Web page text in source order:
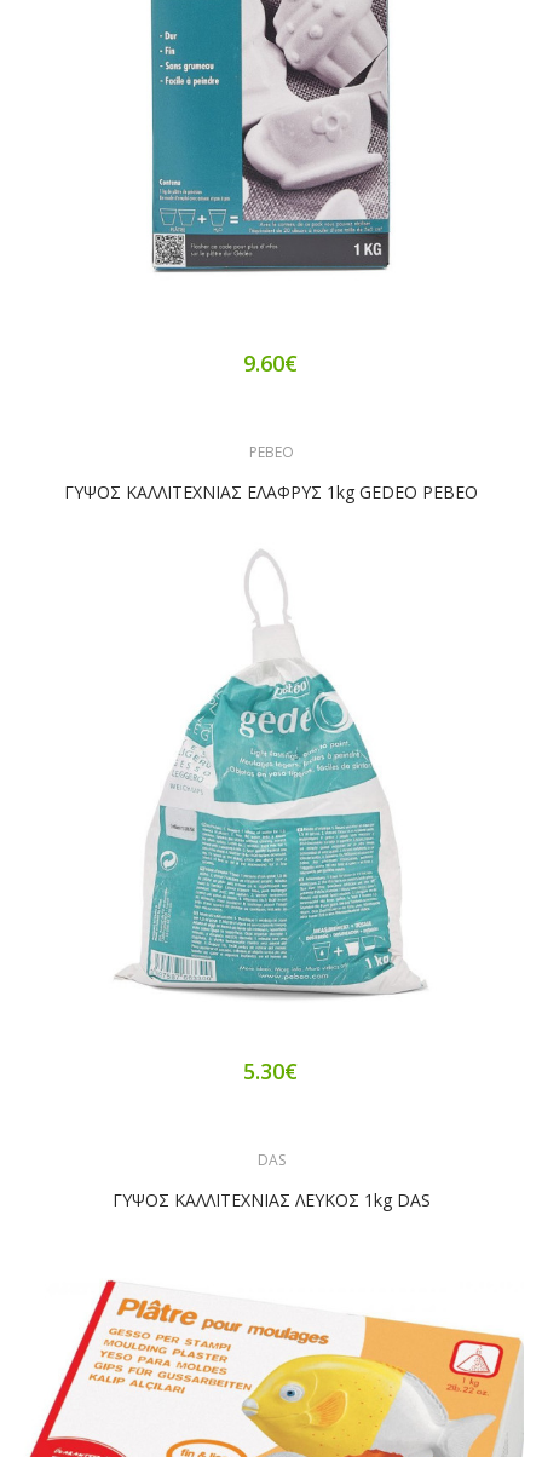
9.60€
PEBEO
ΓΥΨΟΣ ΚΑΛΛΙΤΕΧΝΙΑΣ ΕΛΑΦΡΥΣ 1kg GEDEO PEBEO
5.30€
DAS
ΓΥΨΟΣ ΚΑΛΛΙΤΕΧΝΙΑΣ ΛΕΥΚΟΣ 1kg DAS